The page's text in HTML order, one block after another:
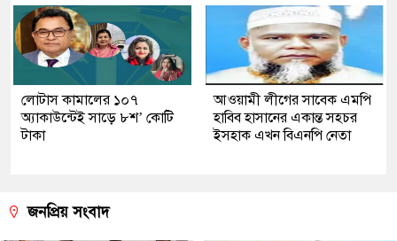
লোটাস কামালের ১০৭
অ্যাকাউন্টেই সাড়ে ৮শ’ কোটি
টাকা
আওয়ামী লীগের সাবেক এমপি
হাবিব হাসানের একান্ত সহচর
ইসহাক এখন বিএনপি নেতা
জনপ্রিয় সংবাদ